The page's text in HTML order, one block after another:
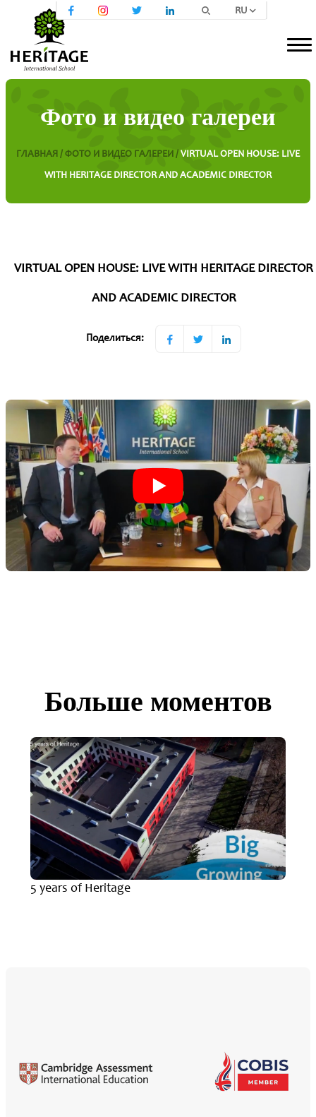
RU
Фото и видео галереи
ГЛАВНАЯ / ФОТО И ВИДЕО ГАЛЕРЕИ / VIRTUAL OPEN HOUSE: LIVE
WITH HERITAGE DIRECTOR AND ACADEMIC DIRECTOR
VIRTUAL OPEN HOUSE: LIVE WITH HERITAGE DIRECTOR
AND ACADEMIC DIRECTOR
Поделиться:
Больше моментов
5 years of Heritage